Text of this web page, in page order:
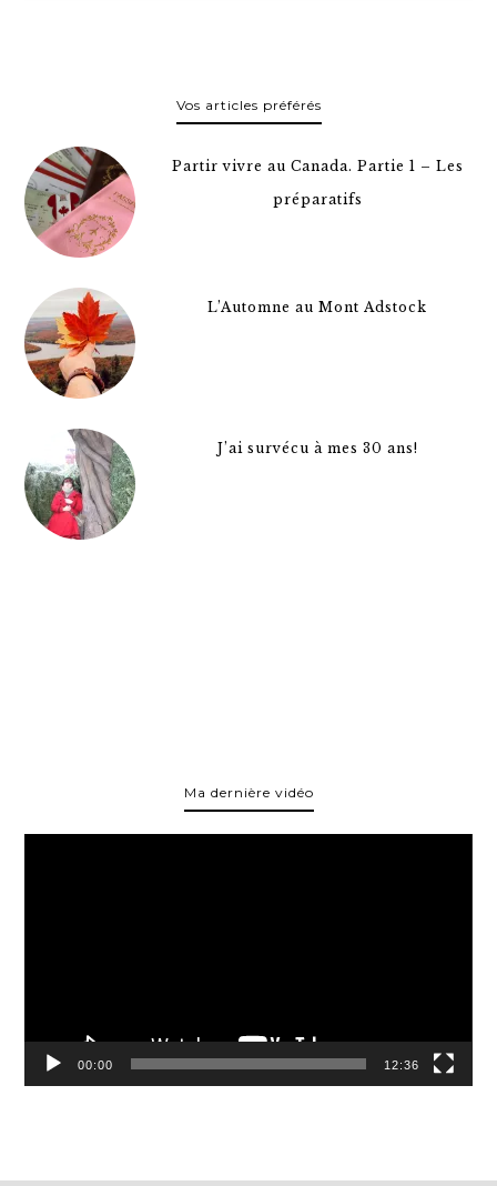
Vos articles préférés
Partir vivre au Canada. Partie 1 – Les
préparatifs
L’Automne au Mont Adstock
J’ai survécu à mes 30 ans!
Ma dernière vidéo
00:00 12:36